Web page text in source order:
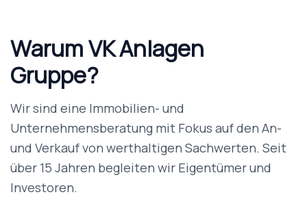
Warum VK Anlagen
Gruppe?
Wir sind eine Immobilien- und
Unternehmensberatung mit Fokus auf den An-
und Verkauf von werthaltigen Sachwerten. Seit
über 15 Jahren begleiten wir Eigentümer und
Investoren.